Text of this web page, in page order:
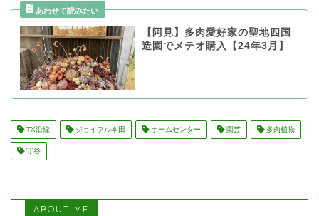
【阿見】多肉愛好家の聖地四国
造園でメテオ購入【24年3月】
TX沿線 ジョイフル本田 ホームセンター 園芸 多肉植物
守谷
ABOUT ME